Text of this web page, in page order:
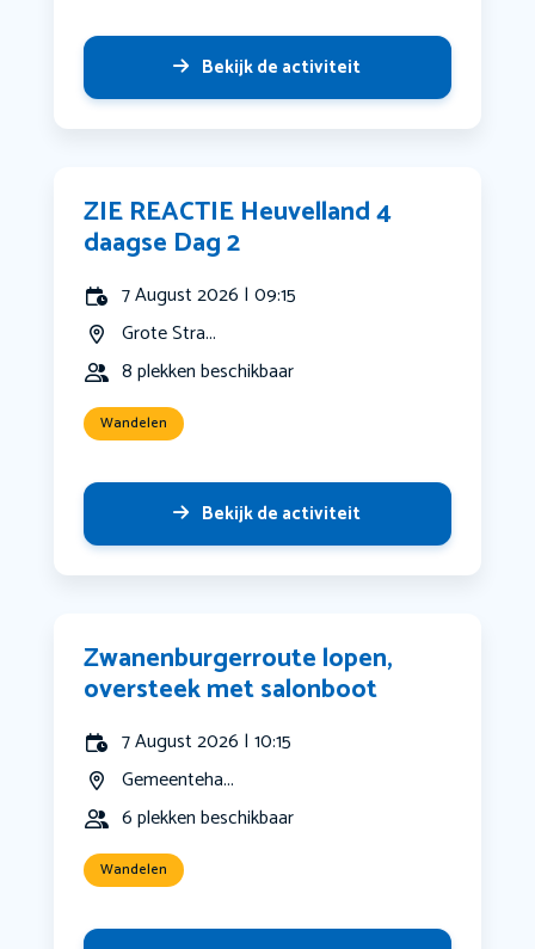
Bekijk de activiteit
ZIE REACTIE Heuvelland 4
daagse Dag 2
7 August 2026 | 09:15
Grote Stra...
8 plekken beschikbaar
Wandelen
Bekijk de activiteit
Zwanenburgerroute lopen,
oversteek met salonboot
7 August 2026 | 10:15
Gemeenteha...
6 plekken beschikbaar
Wandelen